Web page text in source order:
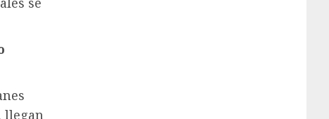
llegan